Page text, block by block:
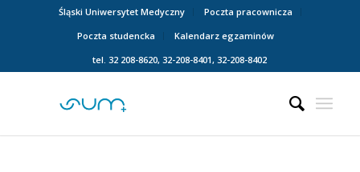
Śląski Uniwersytet Medyczny
Poczta pracownicza
Poczta studencka
Kalendarz egzaminów
tel. 32 208-8620, 32-208-8401, 32-208-8402